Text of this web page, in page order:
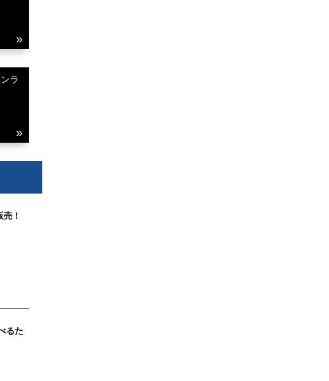
ラ
！
るた